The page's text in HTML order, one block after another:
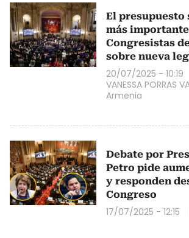
El presupuesto
más
Congresistas
sobre nueva
20/07/2025 - 10:19
VANESSA PORRAS
Armenia
Debate por
Petro pide
y responden
Congreso
17/07/2025 - 12:15